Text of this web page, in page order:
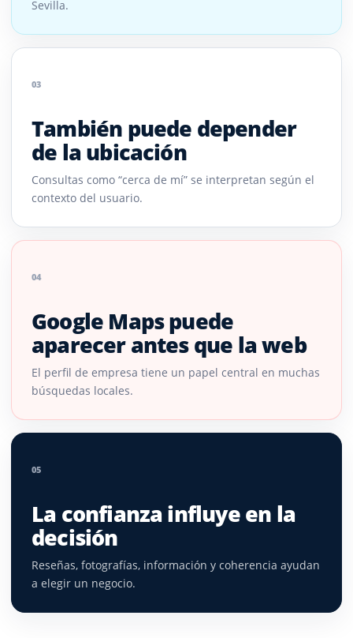
Sevilla.
03
También puede depender
de la ubicación
Consultas como “cerca de mí” se interpretan según el
contexto del usuario.
04
Google Maps puede
aparecer antes que la web
El perfil de empresa tiene un papel central en muchas
búsquedas locales.
05
La confianza influye en la
decisión
Reseñas, fotografías, información y coherencia ayudan
a elegir un negocio.